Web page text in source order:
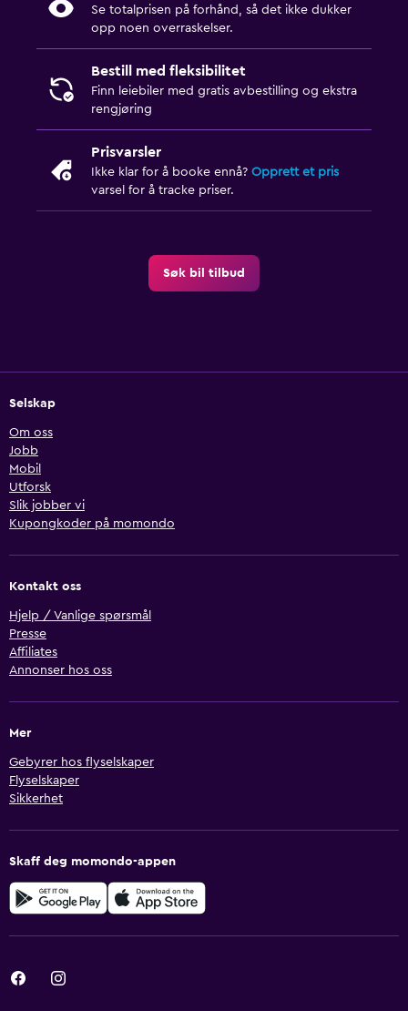
Se totalprisen på forhånd, så det ikke dukker
opp noen overraskelser.
Bestill med fleksibilitet
Finn leiebiler med gratis avbestilling og ekstra
rengjøring
Prisvarsler
Ikke klar for å booke ennå? Opprett et pris
varsel for å tracke priser.
Søk bil tilbud
Selskap
Om oss
Jobb
Mobil
Utforsk
Slik jobber vi
Kupongkoder på momondo
Kontakt oss
Hjelp / Vanlige spørsmål
Presse
Affiliates
Annonser hos oss
Mer
Gebyrer hos flyselskaper
Flyselskaper
Sikkerhet
Skaff deg momondo-appen